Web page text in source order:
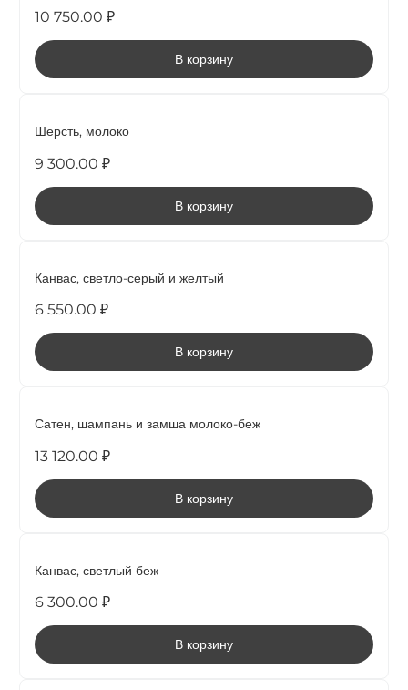
10 750.00 ₽
В корзину
Шерсть, молоко
9 300.00 ₽
В корзину
Канвас, светло-серый и желтый
6 550.00 ₽
В корзину
Сатен, шампань и замша молоко-беж
13 120.00 ₽
В корзину
Канвас, светлый беж
6 300.00 ₽
В корзину